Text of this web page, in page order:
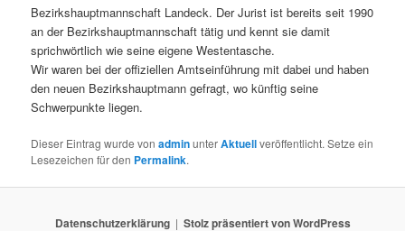
Bezirkshauptmannschaft Landeck. Der Jurist ist bereits seit 1990
an der Bezirkshauptmannschaft tätig und kennt sie damit
sprichwörtlich wie seine eigene Westentasche.
Wir waren bei der offiziellen Amtseinführung mit dabei und haben
den neuen Bezirkshauptmann gefragt, wo künftig seine
Schwerpunkte liegen.
Dieser Eintrag wurde vonadminunterAktuellveröffentlicht. Setze ein
Lesezeichen für den Permalink.
Datenschutzerklärung Stolz präsentiert von WordPress